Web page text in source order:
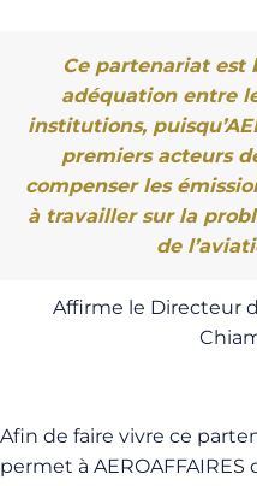
Ce partenariat est
adéquation entre
institutions,
premiers acteurs
compenser les
à travailler sur la
de
Affirme le Directeur
Afin de faire vivre ce
permet à